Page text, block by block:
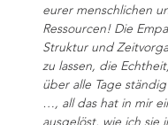
eurer menschlichen
Ressourcen! Die
Struktur und
zu lassen, die
über alle Tage
…, all das hat in mir
ausgelöst, wie ich sie